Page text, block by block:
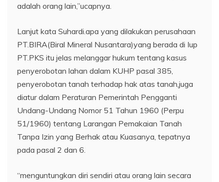
adalah orang lain,”ucapnya.
Lanjut kata Suhardi.apa yang dilakukan perusahaan
PT.BIRA(Biral Mineral Nusantara)yang berada di Iup
PT.PKS itu jelas melanggar hukum tentang kasus
penyerobotan lahan dalam KUHP pasal 385,
penyerobotan tanah terhadap hak atas tanah,juga
diatur dalam Peraturan Pemerintah Pengganti
Undang-Undang Nomor 51 Tahun 1960 (Perpu
51/1960) tentang Larangan Pemakaian Tanah
Tanpa Izin yang Berhak atau Kuasanya, tepatnya
pada pasal 2 dan 6.
“menguntungkan diri sendiri atau orang lain secara